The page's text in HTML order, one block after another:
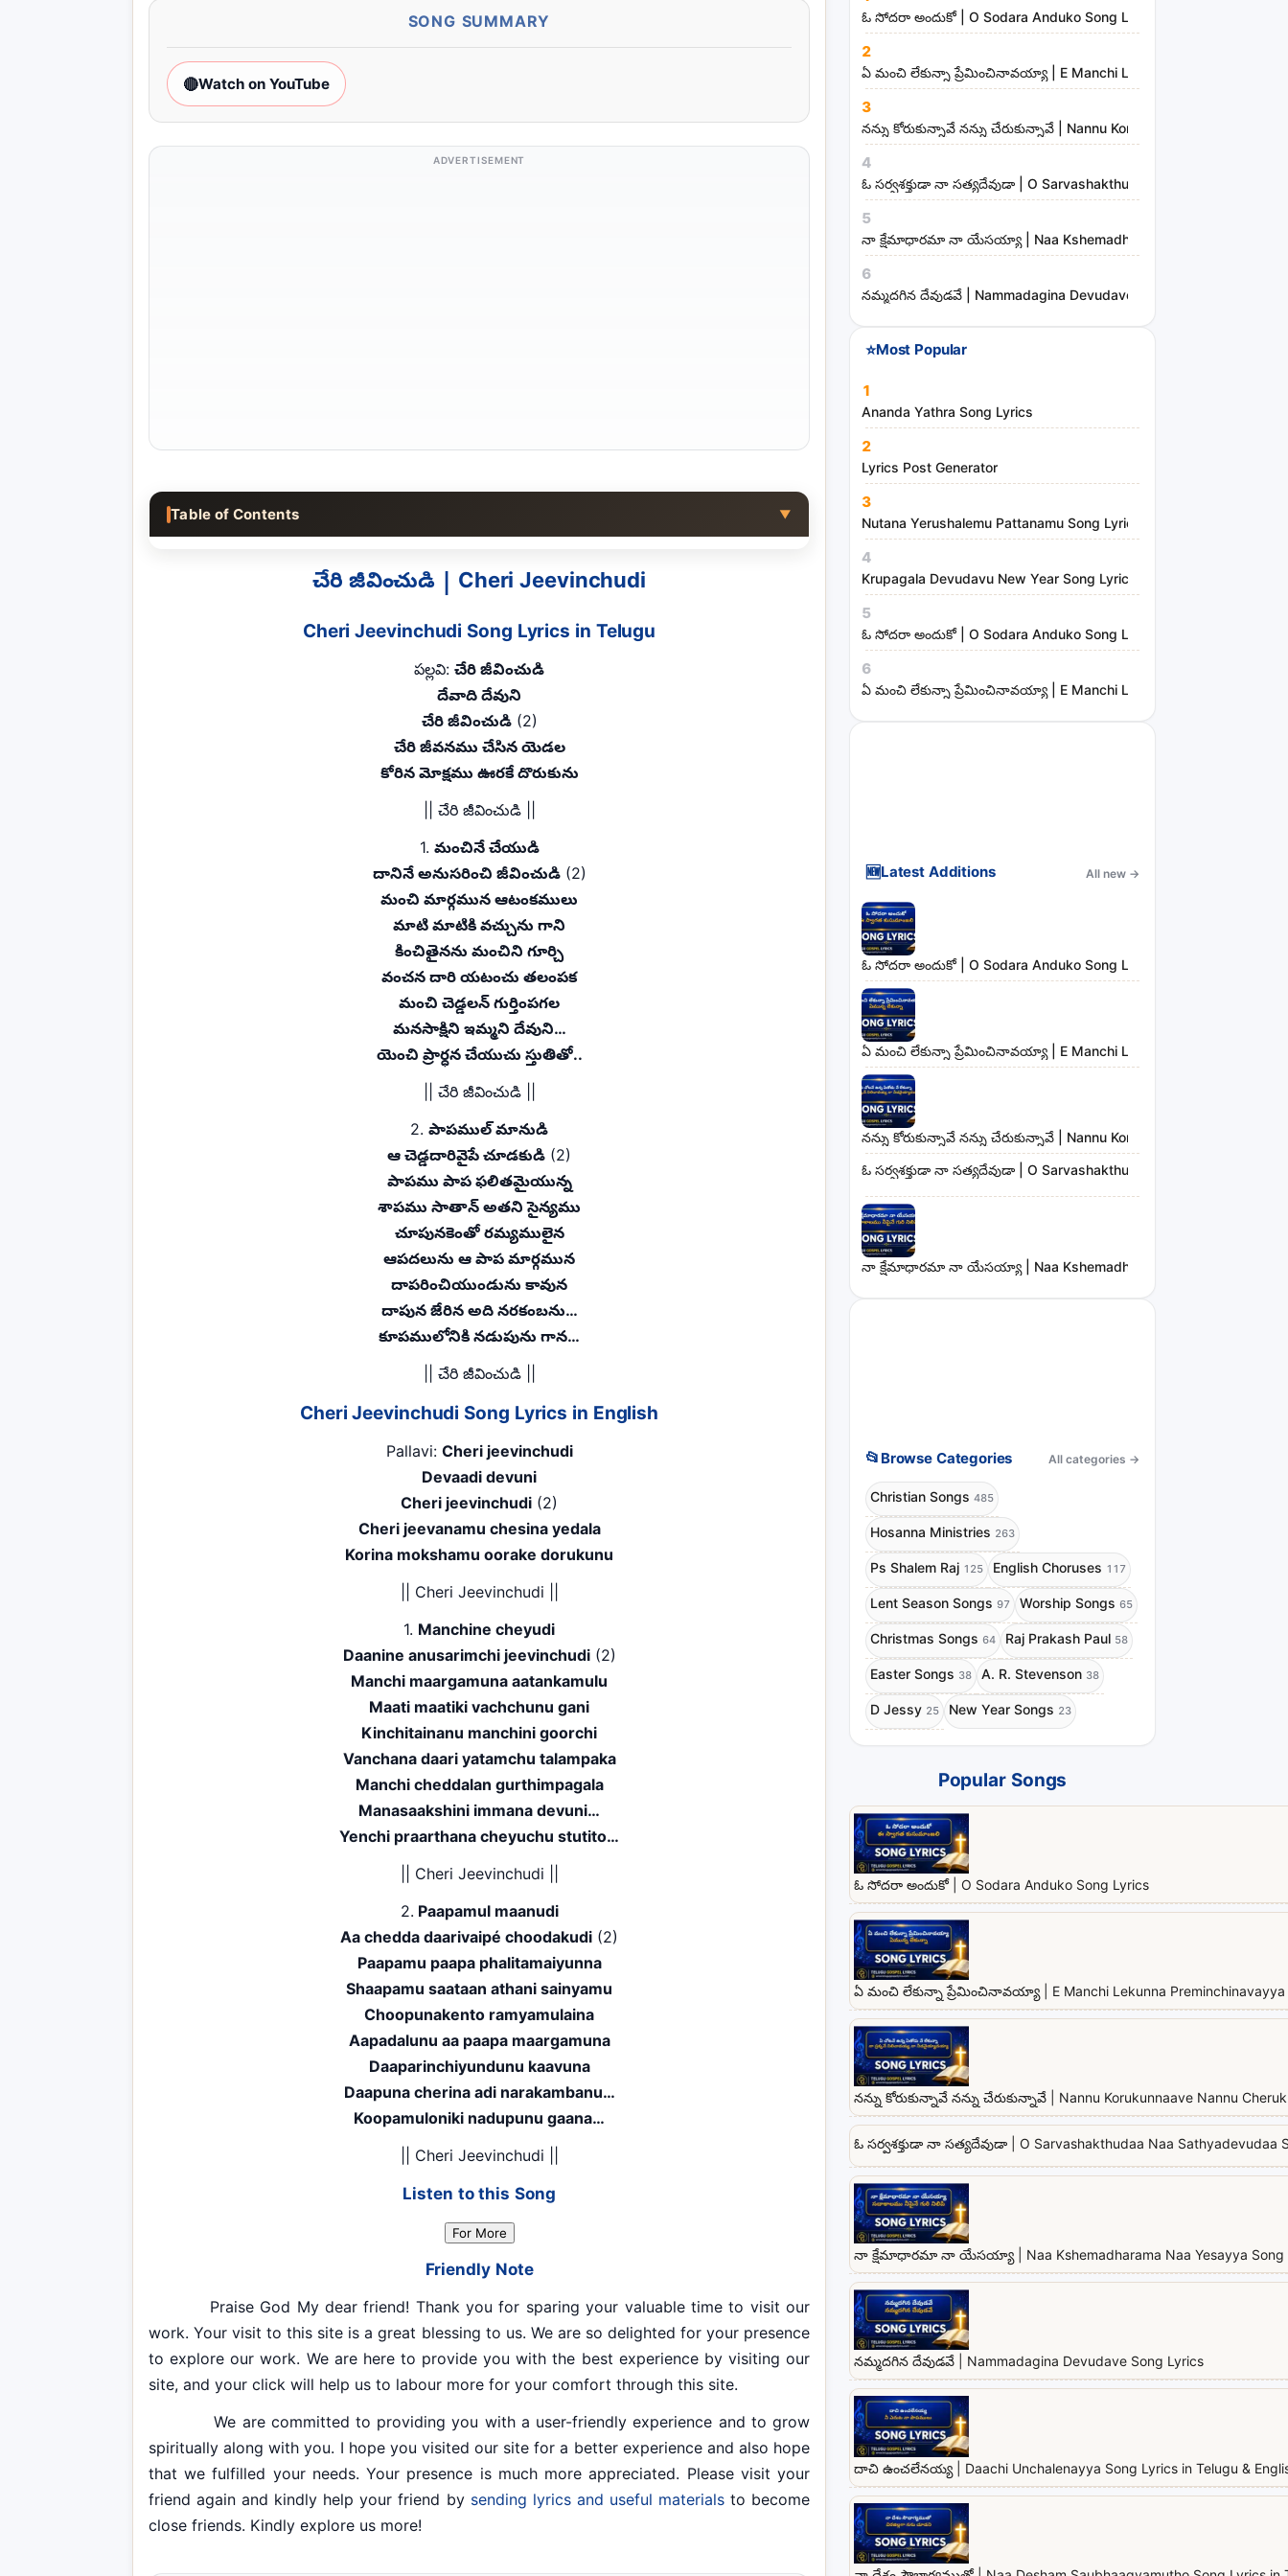
SONG SUMMARY
🔴Watch on YouTube
ADVERTISEMENT
Table of Contents ▼
చేరి జీవించుడి | Cheri Jeevinchudi
Cheri Jeevinchudi Song Lyrics in Telugu
పల్లవి: చేరి జీవించుడి
దేవాది దేవుని
చేరి జీవించుడి(2)
చేరి జీవనము చేసిన యెడల
కోరిన మోక్షము ఊరకే దొరుకును
|| చేరి జీవించుడి ||
1. మంచినే చేయుడి
దానినే అనుసరించి జీవించుడి(2)
మంచి మార్గమున ఆటంకములు
మాటి మాటికి వచ్చును గాని
కించితైనను మంచిని గూర్చి
వంచన దారి యటంచు తలంపక
మంచి చెడ్డలన్ గుర్తింపగల
మనసాక్షిని ఇమ్మని దేవుని…
యెంచి ప్రార్ధన చేయుచు స్తుతితో..
|| చేరి జీవించుడి ||
2. పాపముల్ మానుడి
ఆ చెడ్డదారివైపే చూడకుడి (2)
పాపము పాప ఫలితమైయున్న
శాపము సాతాన్ అతని సైన్యము
చూపునకెంతో రమ్యములైన
ఆపదలును ఆ పాప మార్గమున
దాపరించియుండును కావున
దాపున జేరిన అది నరకంబను…
కూపములోనికి నడుపును గాన…
|| చేరి జీవించుడి ||
Cheri Jeevinchudi Song Lyrics in English
Pallavi: Cheri jeevinchudi
Devaadi devuni
Cheri jeevinchudi (2)
Cheri jeevanamu chesina yedala
Korina mokshamu oorake dorukunu
|| Cheri Jeevinchudi ||
1. Manchine cheyudi
Daanine anusarimchi jeevinchudi(2)
Manchi maargamuna aatankamulu
Maati maatiki vachchunu gani
Kinchitainanu manchini goorchi
Vanchana daari yatamchu talampaka
Manchi cheddalan gurthimpagala
Manasaakshini immana devuni…
Yenchi praarthana cheyuchu stutito…
|| Cheri Jeevinchudi ||
2. Paapamul maanudi
Aa chedda daarivaipé choodakudi (2)
Paapamu paapa phalitamaiyunna
Shaapamu saataan athani sainyamu
Choopunakento ramyamulaina
Aapadalunu aa paapa maargamuna
Daaparinchiyundunu kaavuna
Daapuna cherina adi narakambanu…
Koopamuloniki nadupunu gaana…
|| Cheri Jeevinchudi ||
Listen to this Song
For More
Friendly Note
Praise God My dear friend! Thank you for sparing your valuable time to visit our
work. Your visit to this site is a great blessing to us. We are so delighted for your presence
to explore our work. We are here to provide you with the best experience by visiting our
site, and your click will help us to labour more for your comfort through this site.
We are committed to providing you with a user-friendly experience and to grow
spiritually along with you. I hope you visited our site for a better experience and also hope
that we fulfilled your needs. Your presence is much more appreciated. Please visit your
friend again and kindly help your friend by sending lyrics and useful materialsto become
close friends. Kindly explore us more!
n
d
m
i
n
i
s
t
e
s
ఓ సోదరా అందుకో | O Sodara Anduko Song Lyrics
2
ఏ మంచి లేకున్నా ప్రేమించినావయ్యా | E Manchi Lekunna
3
నన్ను కోరుకున్నావే నన్ను చేరుకున్నావే | Nannu Korukunnaave Nannu
4
ఓ సర్వశక్తుడా నా సత్యదేవుడా | O Sarvashakthudaa Naa Sathyadevudaa
5
నా క్షేమాధారమా నా యేసయ్యా | Naa Kshemadharama Naa Yesayya
6
నమ్మదగిన దేవుడవే | Nammadagina Devudave Song Lyrics
⭐Most Popular
1
Ananda Yathra Song Lyrics
2
Lyrics Post Generator
3
Nutana Yerushalemu Pattanamu Song Lyrics | Hosanna Ministries
4
Krupagala Devudavu New Year Song Lyrics
5
ఓ సోదరా అందుకో | O Sodara Anduko Song Lyrics
6
ఏ మంచి లేకున్నా ప్రేమించినావయ్యా | E Manchi Lekunna
🆕Latest Additions All new →
ఓ సోదరా అందుకో | O Sodara Anduko Song Lyrics
ఏ మంచి లేకున్నా ప్రేమించినావయ్యా | E Manchi Lekunna
నన్ను కోరుకున్నావే నన్ను చేరుకున్నావే | Nannu Korukunnaave Nannu
ఓ సర్వశక్తుడా నా సత్యదేవుడా | O Sarvashakthudaa Naa Sathyadevudaa
నా క్షేమాధారమా నా యేసయ్యా | Naa Kshemadharama Naa Yesayya
📂 Browse Categories All categories →
Christian Songs 485
Hosanna Ministries 263
Ps Shalem Raj 125 English Choruses 117
Lent Season Songs 97 Worship Songs 65
Christmas Songs 64 Raj Prakash Paul 58
Easter Songs 38 A. R. Stevenson 38
D Jessy 25 New Year Songs 23
Popular Songs
ఓ సోదరా అందుకో | O Sodara Anduko Song Lyrics
ఏ మంచి లేకున్నా ప్రేమించినావయ్యా | E Manchi Lekunna Preminchinavayya
నన్ను కోరుకున్నావే నన్ను చేరుకున్నావే | Nannu Korukunnaave Nannu
ఓ సర్వశక్తుడా నా సత్యదేవుడా | O Sarvashakthudaa Naa Sathyadevudaa
నా క్షేమాధారమా నా యేసయ్యా | Naa Kshemadharama Naa Yesayya Song
నమ్మదగిన దేవుడవే | Nammadagina Devudave Song Lyrics
దాచి ఉంచలేనయ్య | Daachi Unchalenayya Song Lyrics in Telugu &